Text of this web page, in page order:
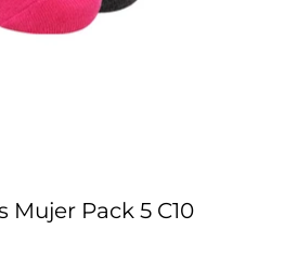
Mujer Pack 5 C10